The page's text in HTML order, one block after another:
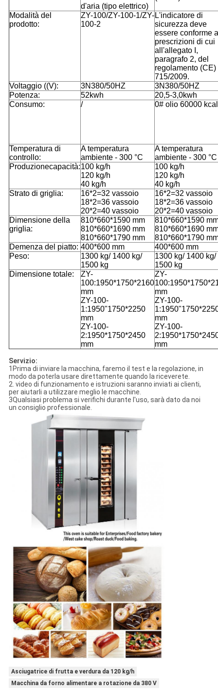
d'aria (tipo elettrico)
Modalità del
prodotto:
ZY-100/ZY-100-1/ZY-
100-2
L'indicatore di
sicurezza deve
essere conforme
prescrizioni di cui
all'allegato I,
paragrafo 2, del
regolamento (CE)
715/2009.
Voltaggio ((V):
3N380/50HZ
3N380/50HZ
Potenza:
52kwh
20,5-3,0kwh
Consumo:
/ 0# olio 60000 kcal
Temperatura di
controllo:
A temperatura
ambiente - 300 °C
A temperatura
ambiente - 300 °C
Produzionecapacità:100 kg/h
120 kg/h
40 kg/h
100 kg/h
120 kg/h
40 kg/h
Strato di griglia:
16*2=32 vassoio
18*2=36 vassoio
20*2=40 vassoio
16*2=32 vassoio
18*2=36 vassoio
20*2=40 vassoio
Dimensione della
griglia:
810*660*1590 mm
810*660*1690 mm
810*660*1790 mm
810*660*1590
810*660*1690
810*660*1790
Demenza del piatto: 400*600 mm
400*600 mm
Peso:
1300 kg/ 1400 kg/
1500 kg
1300 kg/ 1400 kg/
1500 kg
Dimensione totale:
ZY-
100:1950*1750*2160
mm
ZY-100-
1:1950"1750*2250
mm
ZY-100-
2:1950*1750*2450
mm
ZY-
mm
ZY-100-
mm
ZY-100-
mm
Servizio:
1Prima di inviare la macchina, faremo il test e la regolazione, in
modo da poterla usare direttamente quando la riceverete.
2. video di funzionamento e istruzioni saranno inviati ai clienti,
per aiutarli a utilizzare meglio le macchine.
3Qualsiasi problema si verifichi durante l'uso, sarà dato da noi
un consiglio professionale.
Asciugatrice di frutta e verdura da 120 kg/h
Macchina da forno alimentare a rotazione da 380 V